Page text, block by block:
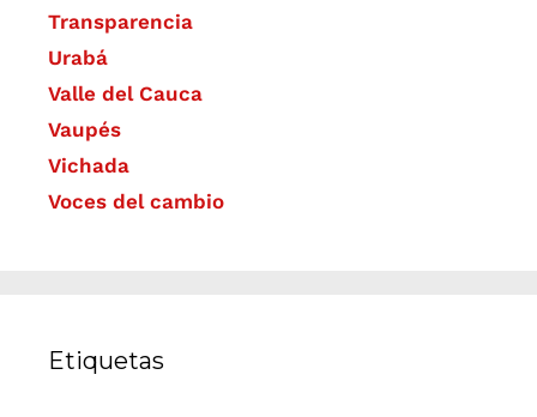
Transparencia
Urabá
Valle del Cauca
Vaupés
Vichada
Voces del cambio
Etiquetas